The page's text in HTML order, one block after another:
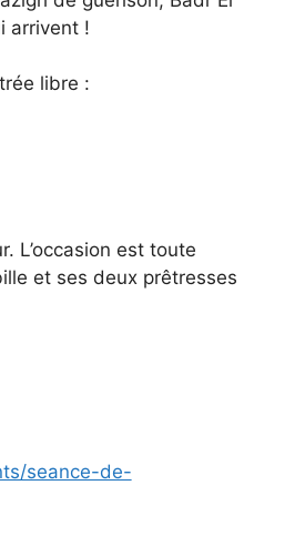
arrivent !
libre :
L’occasion est toute
et ses deux prêtresses
seance-de-